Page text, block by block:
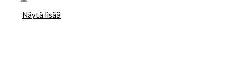
Näytä lisää